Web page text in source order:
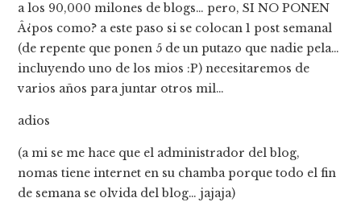
a los 90,000 milones de blogs… pero, SI NO PONEN
Â¿pos como? a este paso si se colocan 1 post semanal
(de repente que ponen 5 de un putazo que nadie pela…
incluyendo uno de los mios :P) necesitaremos de
varios años para juntar otros mil…
adios
(a mi se me hace que el administrador del blog,
nomas tiene internet en su chamba porque todo el fin
de semana se olvida del blog… jajaja)